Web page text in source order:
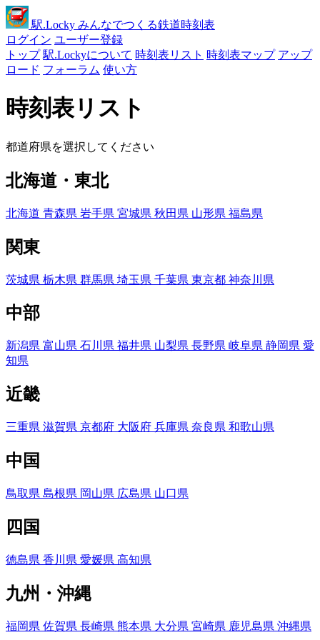
駅.Locky みんなでつくる鉄道時刻表
ログイン ユーザー登録
トップ 駅.Lockyについて 時刻表リスト 時刻表マップ アップ
ロード フォーラム 使い方
時刻表リスト
都道府県を選択してください
北海道・東北
北海道 青森県 岩手県 宮城県 秋田県 山形県 福島県
関東
茨城県 栃木県 群馬県 埼玉県 千葉県 東京都 神奈川県
中部
新潟県 富山県 石川県 福井県 山梨県 長野県 岐阜県 静岡県 愛
知県
近畿
三重県 滋賀県 京都府 大阪府 兵庫県 奈良県 和歌山県
中国
鳥取県 島根県 岡山県 広島県 山口県
四国
徳島県 香川県 愛媛県 高知県
九州・沖縄
福岡県 佐賀県 長崎県 熊本県 大分県 宮崎県 鹿児島県 沖縄県